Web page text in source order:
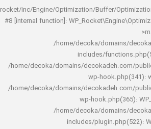
rocket/inc/Engine/Optimization/
#8 [internal function]:
/home/decoka/
includes/
/home/decoka/domains/
wp-
/home/decoka/domains/
wp-
/home/decoka/
includes/